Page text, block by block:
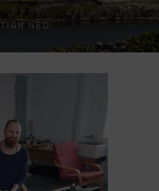
TIGH NED